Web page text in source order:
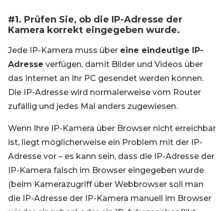
#1. Prüfen Sie, ob die IP-Adresse der
Kamera korrekt eingegeben wurde.
Jede IP-Kamera muss über eine eindeutige IP-
Adresse verfügen, damit Bilder und Videos über
das Internet an Ihr PC gesendet werden können.
Die IP-Adresse wird normalerweise vom Router
zufällig und jedes Mal anders zugewiesen.
Wenn Ihre IP-Kamera über Browser nicht erreichbar
ist, liegt möglicherweise ein Problem mit der IP-
Adresse vor – es kann sein, dass die IP-Adresse der
IP-Kamera falsch im Browser eingegeben wurde
(beim Kamerazugriff über Webbrowser soll man
die IP-Adresse der IP-Kamera manuell im Browser